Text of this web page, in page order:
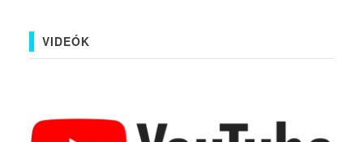
VIDEÓK